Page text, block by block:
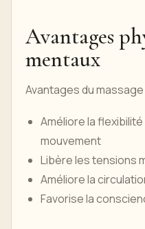
Avantages
mentaux
Avantages du
Améliore la
mouvement
Libère les tensions
Améliore la
Favorise la